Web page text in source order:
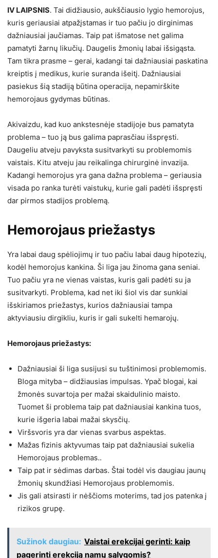
IV LAIPSNIS. Tai didžiausio, aukščiausio lygio hemorojus,
kuris geriausiai atpažįstamas ir tuo pačiu jo dirginimas
dažniausiai jaučiamas. Taip pat išmatose net galima
pamatyti žarnų likučių. Daugelis žmonių labai išsigąsta.
Tam tikra prasme – gerai, kadangi tai dažniausiai paskatina
kreiptis į medikus, kurie suranda išeitį. Dažniausiai
pasiekus šią stadiją būtina operacija, nepamirškite
hemorojaus gydymas būtinas.
Akivaizdu, kad kuo ankstesnėje stadijoje bus pamatyta
problema – tuo ją bus galima paprasčiau išspręsti.
Daugeliu atveju pavyksta susitvarkyti su problemomis
vaistais. Kitu atveju jau reikalinga chirurginė invazija.
Kadangi hemorojus yra gana dažna problema – geriausia
visada po ranka turėti vaistukų, kurie gali padėti išspręsti
dar pirmos stadijos problemą.
Hemorojaus priežastys
Yra labai daug spėliojimų ir tuo pačiu labai daug hipotezių,
kodėl hemorojus kankina. Ši liga jau žinoma gana seniai.
Tuo pačiu yra ne vienas vaistas, kuris gali padėti su ja
susitvarkyti. Problema, kad net iki šiol vis dar sunkiai
išskiriamos priežastys, kurios dažniausiai tampa
aktyviausiu dirgikliu, kuris ir gali sukelti hemarojų.
Hemorojaus priežastys:
Dažniausiai ši liga susijusi su tuštinimosi problemomis.
Bloga mityba – didžiausias impulsas. Ypač blogai, kai
žmonės suvartoja per mažai skaidulinio maisto.
Tuomet ši problema taip pat dažniausiai kankina tuos,
kurie išgeria labai mažai skysčių.
Viršsvoris yra dar vienas svarbus aspektas.
Mažas fizinis aktyvumas taip pat dažniausiai sukelia
Hemorojaus problemas..
Taip pat ir sėdimas darbas. Štai todėl vis daugiau jaunų
žmonių skundžiasi Hemorojaus problemomis.
Jis gali atsirasti ir nėščioms moterims, tad jos patenka į
rizikos grupę.
Sužinok daugiau: Vaistai erekcijai gerinti: kaip
pagerinti erekciją namų sąlygomis?